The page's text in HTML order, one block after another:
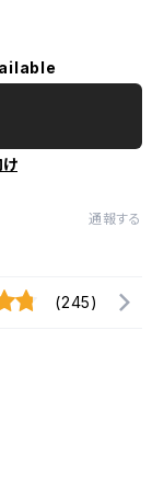
通報する
(245)